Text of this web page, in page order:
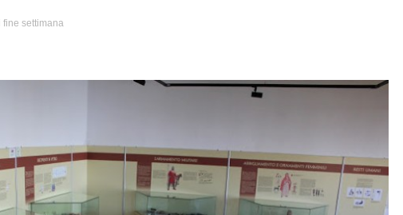
fine settimana